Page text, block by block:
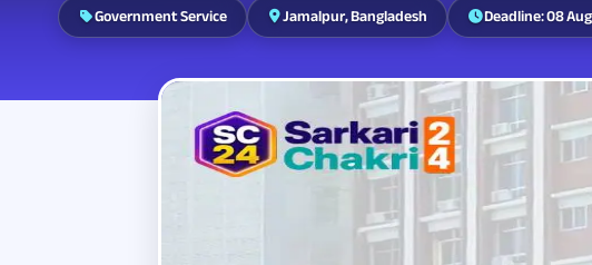
Government Service Jamalpur, Bangladesh Deadline: 08